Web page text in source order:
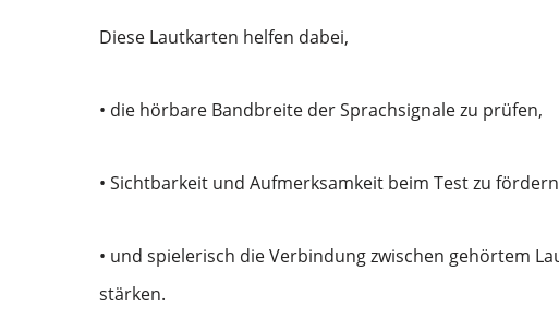
Diese Lautkarten helfen dabei,
• die hörbare Bandbreite der Sprachsignale zu prüfen,
• Sichtbarkeit und Aufmerksamkeit beim Test zu
• und spielerisch die Verbindung zwischen gehörtem
stärken.